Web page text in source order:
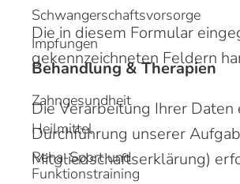
Schwangerschaftsvorsorge
Impfungen
Behandlung & Therapien
Zahngesundheit
Heilmittel
Reha-Sport und
Funktionstraining
Die in diesem Formular
gekennzeichneten Feldern
Die Verarbeitung Ihrer
Durchführung unserer
Mitgliedschaftserklärung)